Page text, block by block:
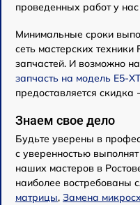
проведенных работ у нас
Минимальные сроки
сеть мастерских
запчастей. И возможно
запчасть на модель E5-XT
предоставляется скидка
Знаем свое дело
Будьте уверены в
с уверенностью
наших мастеров в
наиболее востребованы
матрицы, Замена